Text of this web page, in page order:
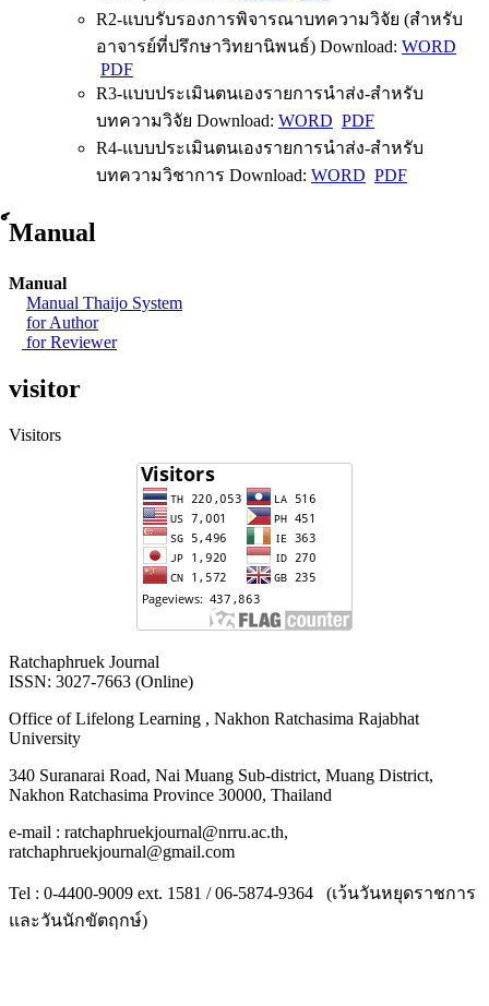
R2-แบบรับรองการพิจารณาบทความวิจัย (สำหรับ
อาจารย์ที่ปรึกษาวิทยานิพนธ์) Download: WORD
PDF
R3-แบบประเมินตนเองรายการนำส่ง-สำหรับ
บทความวิจัย Download: WORD PDF
R4-แบบประเมินตนเองรายการนำส่ง-สำหรับ
บทความวิชาการ Download: WORD PDF
์Manual
Manual
Manual Thaijo System
for Author
for Reviewer
visitor
Visitors
Ratchaphruek Journal
ISSN: 3027-7663 (Online)
Office of Lifelong Learning , Nakhon Ratchasima Rajabhat
University
340 Suranarai Road, Nai Muang Sub-district, Muang District,
Nakhon Ratchasima Province 30000, Thailand
e-mail : ratchaphruekjournal@nrru.ac.th,
ratchaphruekjournal@gmail.com
Tel : 0-4400-9009 ext. 1581 / 06-5874-9364 (เว้นวันหยุดราชการ
และวันนักขัตฤกษ์)